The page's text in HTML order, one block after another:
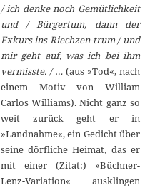
/ ich denke noch Gemütlichkeit
und / Bürgertum, dann der
Exkurs ins Riechzen-trum / und
mir geht auf, was ich bei ihm
vermisste. / … (aus »Tod«, nach
einem Motiv von William
Carlos Williams). Nicht ganz so
weit zurück geht er in
»Landnahme«, ein Gedicht über
seine dörfliche Heimat, das er
mit einer (Zitat:) »Büchner-
Lenz-Variation« ausklingen